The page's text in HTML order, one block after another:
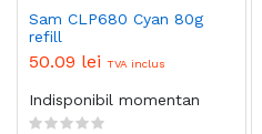
Sam CLP680 Cyan 80g
refill
50.09 lei TVA inclus
Indisponibil momentan